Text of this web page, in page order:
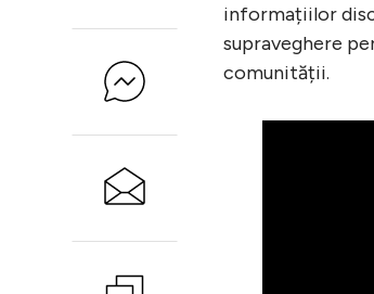
informațiilor
supraveghere
comunității.